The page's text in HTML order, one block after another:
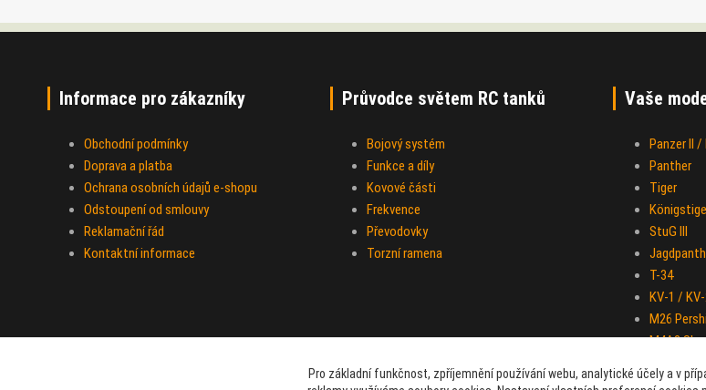
Informace pro zákazníky
Obchodní podmínky
Doprava a platba
Ochrana osobních údajů e-shopu
Odstoupení od smlouvy
Reklamační řád
Kontaktní informace
Průvodce světem RC tanků
Bojový systém
Funkce a díly
Kovové části
Frekvence
Převodovky
Torzní ramena
Vaše
Panzer II /
Panther
Tiger
StuG III
T-34
KV-1 /
M26
M4A3
Half-track
Pro základní funkčnost, zpříjemnění používání webu, analytické účely a v